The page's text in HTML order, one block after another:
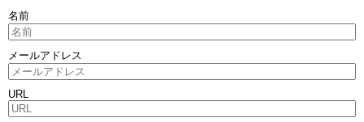
名前
メールアドレス
URL